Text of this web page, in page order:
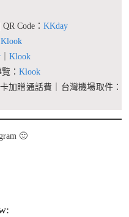
Code： KKday
Klook
Klook
： Klook
加贈通話費｜台灣機場取件：
🙂